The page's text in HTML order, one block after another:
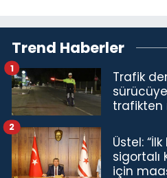
Trend Haberler
Trafik
trafikten
1
Üstel:
sigortalı
için
2